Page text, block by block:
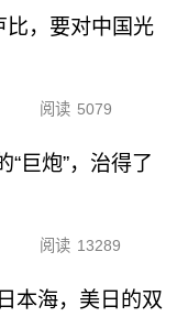
比，要对中国光
阅读 5079
“巨炮”，治得了
阅读 13289
本海，美日的双